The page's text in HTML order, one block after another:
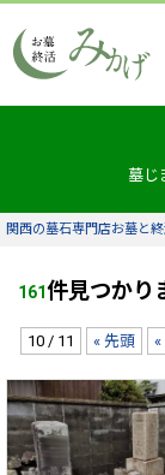
墓じ
関西の墓石専門店お墓と
161件見つかり
10 / 11 « 先頭 «